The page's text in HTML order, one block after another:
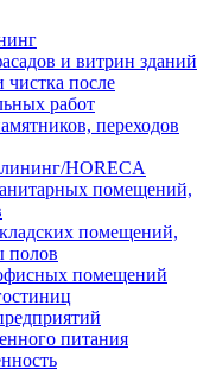
и витрин зданий
чистка после
работ
переходов
HORECA
помещений,
помещений,
полов
помещений
питания